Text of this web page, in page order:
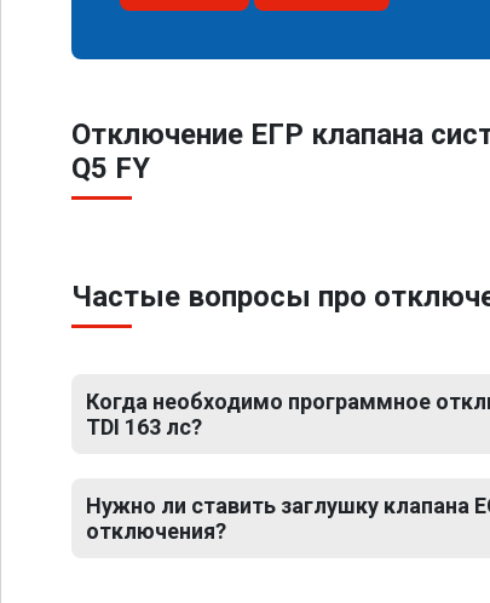
Отключение ЕГР клапана
Q5 FY
Частые вопросы про
Когда необходимо программное
TDI 163 лс?
Нужно ли ставить заглушку клапана
отключения?